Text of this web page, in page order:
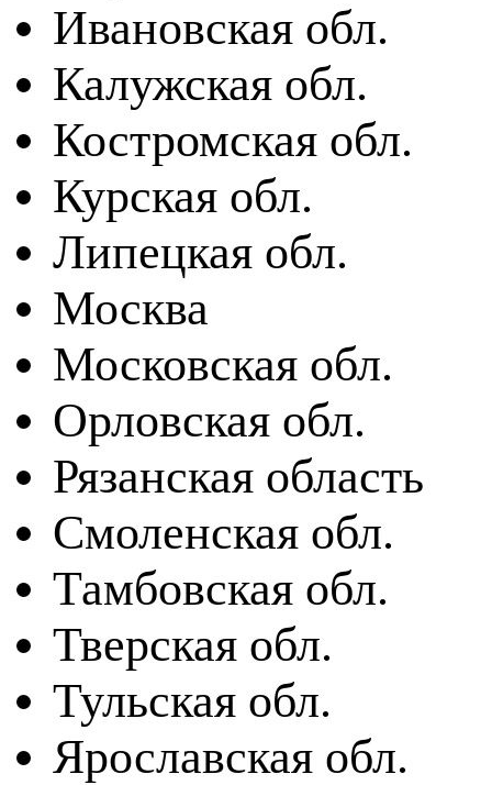
Ивановская обл.
Калужская обл.
Костромская обл.
Курская обл.
Липецкая обл.
Москва
Московская обл.
Орловская обл.
Рязанская область
Смоленская обл.
Тамбовская обл.
Тверская обл.
Тульская обл.
Ярославская обл.